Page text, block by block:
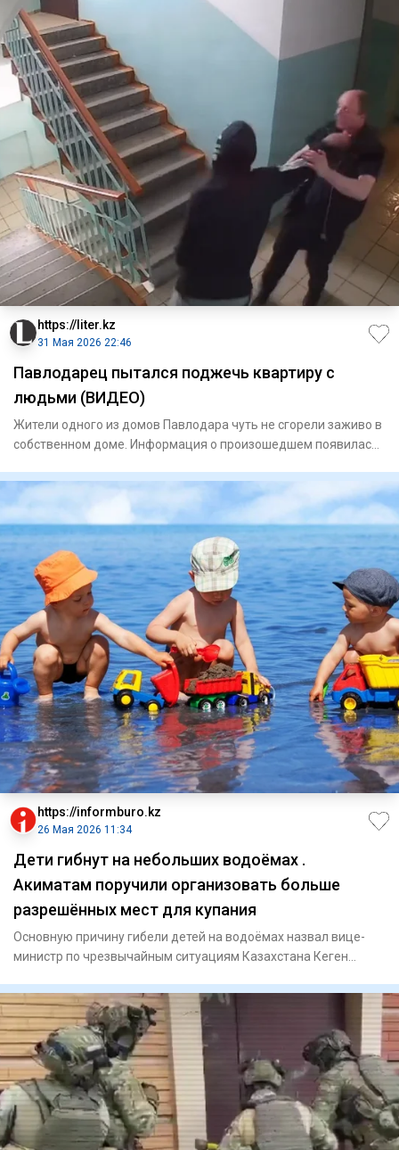
https://liter.kz
31 Мая 2026 22:46
Павлодарец пытался поджечь квартиру с
людьми (ВИДЕО)
Жители одного из домов Павлодара чуть не сгорели заживо в
собственном доме. Информация о произошедшем появилась
https://informburo.kz
26 Мая 2026 11:34
Дети гибнут на небольших водоёмах .
Акиматам поручили организовать больше
разрешённых мест для купания
Основную причину гибели детей на водоёмах назвал вице-
министр по чрезвычайным ситуациям Казахстана Кеген